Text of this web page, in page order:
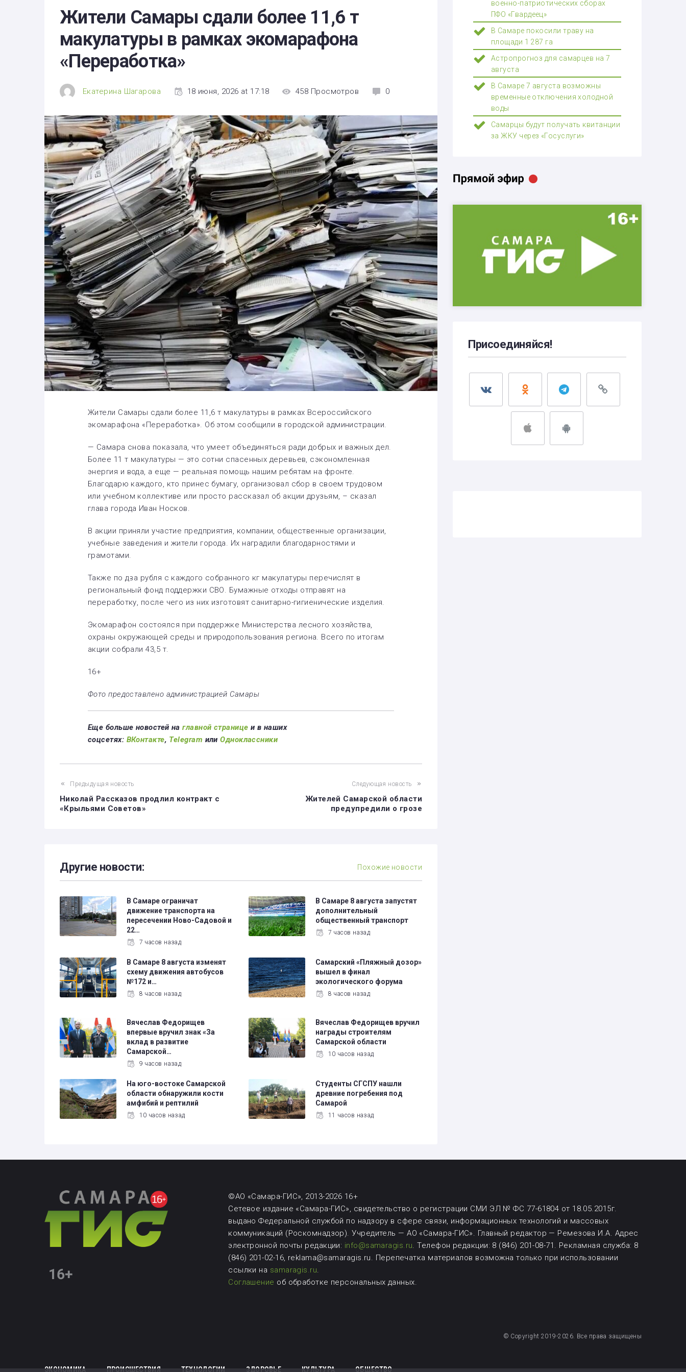
Экономика
Технологии
Политика
Жители Самары сдали более 11,6 т
макулатуры в рамках экомарафона
«Переработка»
Екатерина Шагарова 18 июня, 2026 at 17:18 458 Просмотров 0
Жители Самары сдали более 11,6 т макулатуры в рамках Всероссийского
экомарафона «Переработка». Об этом сообщили в городской администрации.
— Самара снова показала, что умеет объединяться ради добрых и важных дел.
Более 11 т макулатуры — это сотни спасенных деревьев, сэкономленная
энергия и вода, а еще — реальная помощь нашим ребятам на фронте.
Благодарю каждого, кто принес бумагу, организовал сбор в своем трудовом
или учебном коллективе или просто рассказал об акции друзьям, – сказал
глава города Иван Носков.
В акции приняли участие предприятия, компании, общественные организации,
учебные заведения и жители города. Их наградили благодарностями и
грамотами.
Также по два рубля с каждого собранного кг макулатуры перечислят в
региональный фонд поддержки СВО. Бумажные отходы отправят на
переработку, после чего из них изготовят санитарно-гигиенические изделия.
Экомарафон состоялся при поддержке Министерства лесного хозяйства,
охраны окружающей среды и природопользования региона. Всего по итогам
акции собрали 43,5 т.
16+
Фото предоставлено администрацией Самары
Еще больше новостей наглавной странице и в наших
соцсетях: ВКонтакте, Telegram илиОдноклассники
Предыдущая новость
Николай Рассказов продлил контракт с
«Крыльями Советов»
Следующая новость
Жителей Самарской области
предупредили о грозе
Другие новости: Похожие новости
В Самаре ограничат
движение транспорта на
пересечении Ново-Садовой и
22…
7 часов назад
В Самаре 8 августа запустят
дополнительный
общественный транспорт
7 часов назад
В Самаре 8 августа изменят
схему движения автобусов
№172 и…
8 часов назад
Самарский «Пляжный дозор»
вышел в финал
экологического форума
8 часов назад
Вячеслав Федорищев
впервые вручил знак «За
вклад в развитие
Самарской…
9 часов назад
Вячеслав Федорищев вручил
награды строителям
Самарской области
10 часов назад
На юго-востоке Самарской
области обнаружили кости
амфибий и рептилий
10 часов назад
Студенты СГСПУ нашли
древние погребения под
Самарой
11 часов назад
военно-патриотических сборах
ПФО «Гвардеец»
В Самаре покосили траву на
площади 1 287 га
Астропрогноз для самарцев на 7
августа
В Самаре 7 августа возможны
временные отключения холодной
воды
Самарцы будут получать квитанции
за ЖКУ через «Госуслуги»
Присоединяйся!
©АО «Самара-ГИС», 2013-2026 16+
Сетевое издание «Самара-ГИС», свидетельство о регистрации СМИ ЭЛ № ФС 77-61804 от 18.05.2015г.
выдано Федеральной службой по надзору в сфере связи, информационных технологий и массовых
коммуникаций (Роскомнадзор). Учредитель — АО «Самара-ГИС». Главный редактор — Ремезова И.А. Адрес
электронной почты редакции: info@samaragis.ru.Телефон редакции: 8 (846) 201-08-71. Рекламная служба: 8
(846) 201-02-16, reklama@samaragis.ru. Перепечатка материалов возможнатолько при использовании
ссылки на samaragis.ru.
Соглашение об обработке персональных данных.
ЭКОНОМИКА ПРОИСШЕСТВИЯ ТЕХНОЛОГИИ ЗДОРОВЬЕ КУЛЬТУРА ОБЩЕСТВО
© Copyright 2019-2026. Все права защищены